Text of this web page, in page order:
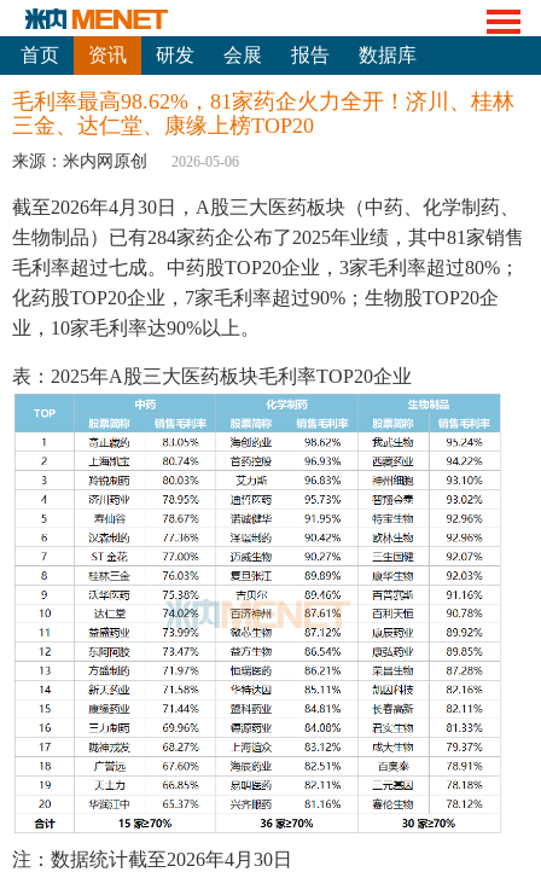
首页 资讯 研发 会展 报告 数据库
毛利率最高98.62%，81家药企火力全开！济川、桂林
三金、达仁堂、康缘上榜TOP20
来源：米内网原创 2026-05-06
截至2026年4月30日，A股三大医药板块（中药、化学制药、
生物制品）已有284家药企公布了2025年业绩，其中81家销售
毛利率超过七成。中药股TOP20企业，3家毛利率超过80%；
化药股TOP20企业，7家毛利率超过90%；生物股TOP20企
业，10家毛利率达90%以上。
表：2025年A股三大医药板块毛利率TOP20企业
注：数据统计截至2026年4月30日